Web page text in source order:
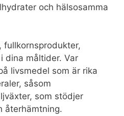
och hälsosamma
fullkornsprodukter,
dina måltider. Var
livsmedel som är rika
såsom
som stödjer
återhämtning.